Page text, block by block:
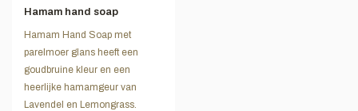
Hamam hand soap
Hamam Hand Soap met
parelmoer glans heeft een
goudbruine kleur en een
heerlijke hamamgeur van
Lavendel en Lemongrass.